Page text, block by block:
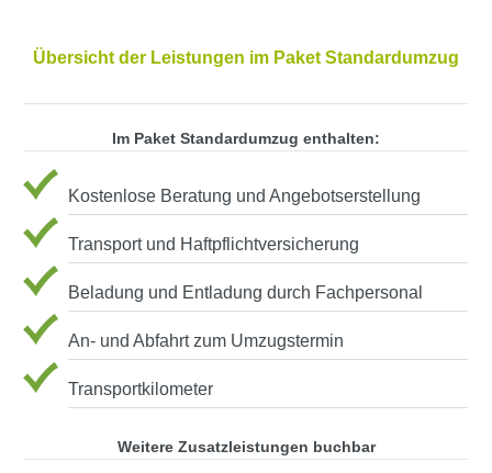
Übersicht der Leistungen im Paket Standardumzug
Im Paket Standardumzug enthalten:
Kostenlose Beratung und Angebotserstellung
Transport und Haftpflichtversicherung
Beladung und Entladung durch Fachpersonal
An- und Abfahrt zum Umzugstermin
Transportkilometer
Weitere Zusatzleistungen buchbar